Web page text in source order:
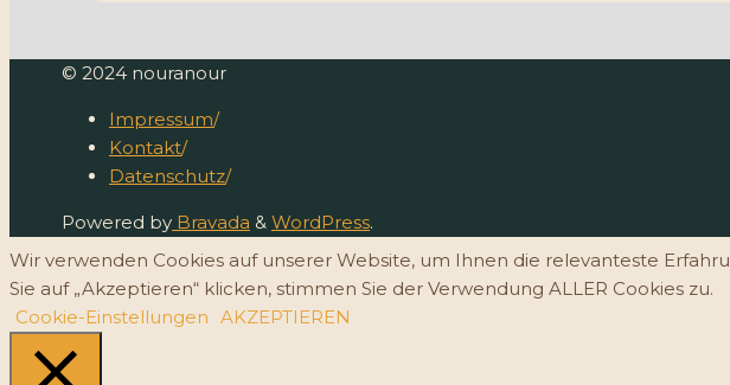
© 2024 nouranour
Impressum/
Kontakt/
Datenschutz/
Powered by Bravada & WordPress.
Wir verwenden Cookies auf unserer Website, um Ihnen die relevanteste
Sie auf „Akzeptieren“ klicken, stimmen Sie der Verwendung ALLER Cookies zu.
Cookie-Einstellungen AKZEPTIEREN